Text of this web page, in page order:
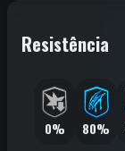
Resistência
0% 80%